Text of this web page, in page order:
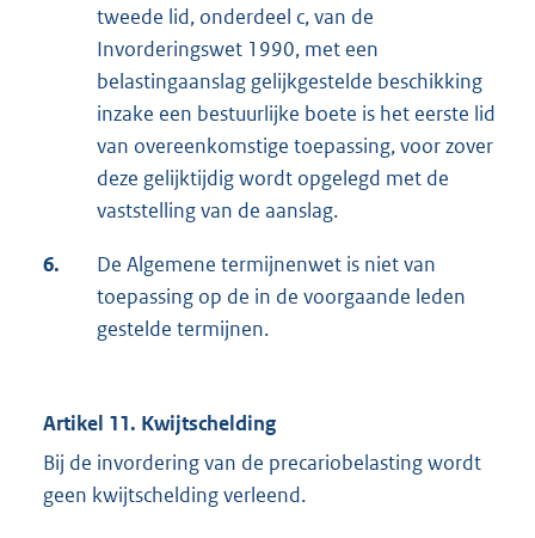
tweede lid, onderdeel c, van de
Invorderingswet 1990, met een
belastingaanslag gelijkgestelde beschikking
inzake een bestuurlijke boete is het eerste lid
van overeenkomstige toepassing, voor zover
deze gelijktijdig wordt opgelegd met de
vaststelling van de aanslag.
6.
De Algemene termijnenwet is niet van
toepassing op de in de voorgaande leden
gestelde termijnen.
Artikel 11. Kwijtschelding
Bij de invordering van de precariobelasting wordt
geen kwijtschelding verleend.